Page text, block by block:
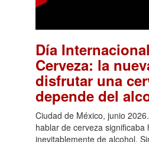
Día
Cerveza: la
disfrutar una
depende del
Ciudad de México, junio
hablar de cerveza significaba
inevitablemente de alcohol.